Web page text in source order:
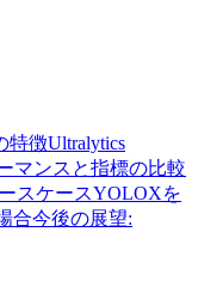
特徴Ultralytics
マンスと指標の比較
スケースYOLOXを
合今後の展望: